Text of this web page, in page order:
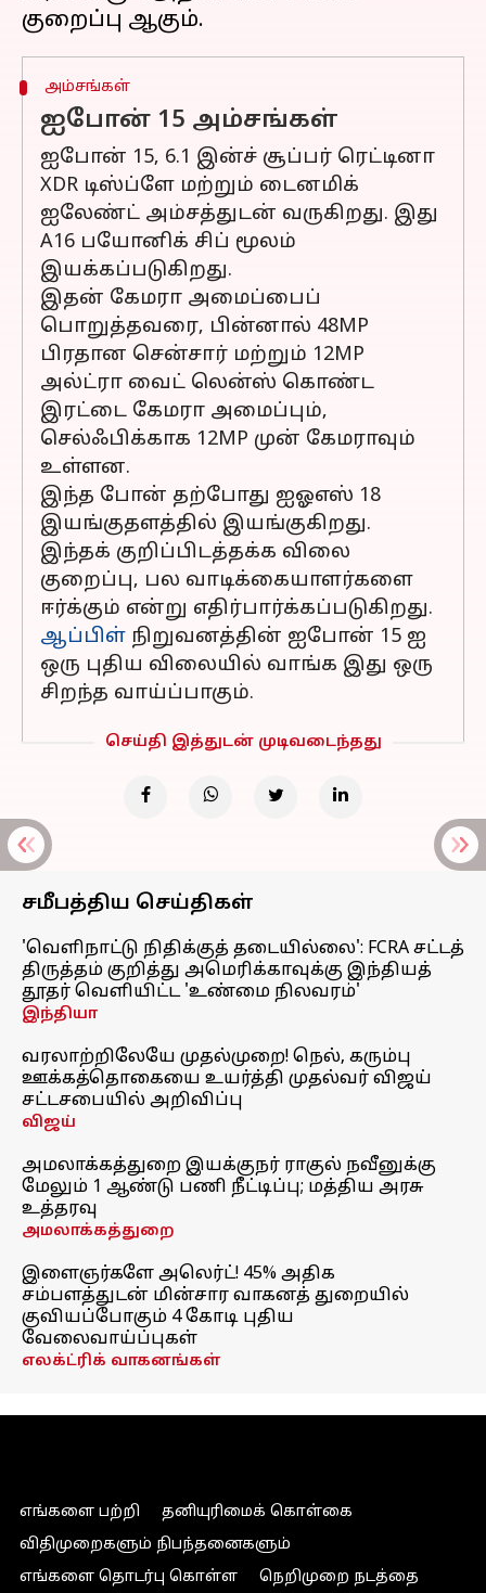
அம்சங்கள்
ஐபோன் 15 அம்சங்கள்
ஐபோன் 15, 6.1 இன்ச் சூப்பர் ரெட்டினா
XDR டிஸ்ப்ளே மற்றும் டைனமிக்
ஐலேண்ட் அம்சத்துடன் வருகிறது. இது
A16 பயோனிக் சிப் மூலம்
இயக்கப்படுகிறது.
இதன் கேமரா அமைப்பைப்
பொறுத்தவரை, பின்னால் 48MP
பிரதான சென்சார் மற்றும் 12MP
அல்ட்ரா வைட் லென்ஸ் கொண்ட
இரட்டை கேமரா அமைப்பும்,
செல்ஃபிக்காக 12MP முன் கேமராவும்
உள்ளன.
இந்த போன் தற்போது ஐஓஎஸ் 18
இயங்குதளத்தில் இயங்குகிறது.
இந்தக் குறிப்பிடத்தக்க விலை
குறைப்பு, பல வாடிக்கையாளர்களை
ஈர்க்கும் என்று எதிர்பார்க்கப்படுகிறது.
ஆப்பிள் நிறுவனத்தின் ஐபோன் 15 ஐ
ஒரு புதிய விலையில் வாங்க இது ஒரு
சிறந்த வாய்ப்பாகும்.
செய்தி இத்துடன் முடிவடைந்தது
சமீபத்திய செய்திகள்
'வெளிநாட்டு நிதிக்குத் தடையில்லை': FCRA சட்டத்
திருத்தம் குறித்து அமெரிக்காவுக்கு இந்தியத்
தூதர் வெளியிட்ட 'உண்மை நிலவரம்'
இந்தியா
வரலாற்றிலேயே முதல்முறை! நெல், கரும்பு
ஊக்கத்தொகையை உயர்த்தி முதல்வர் விஜய்
சட்டசபையில் அறிவிப்பு
விஜய்
அமலாக்கத்துறை இயக்குநர் ராகுல் நவீனுக்கு
மேலும் 1 ஆண்டு பணி நீட்டிப்பு; மத்திய அரசு
உத்தரவு
அமலாக்கத்துறை
இளைஞர்களே அலெர்ட்! 45% அதிக
சம்பளத்துடன் மின்சார வாகனத் துறையில்
குவியப்போகும் 4 கோடி புதிய
வேலைவாய்ப்புகள்
எலக்ட்ரிக் வாகனங்கள்
எங்களை பற்றி
தனியுரிமைக் கொள்கை
விதிமுறைகளும் நிபந்தனைகளும்
எங்களை தொடர்பு கொள்ள
நெறிமுறை நடத்தை